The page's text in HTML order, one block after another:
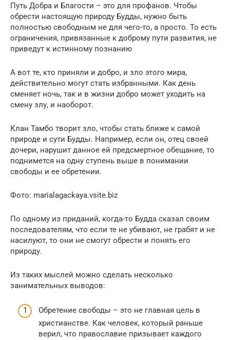
Путь Добра и Благости – это для профанов. Чтобы
обрести настоящую природу Будды, нужно быть
полностью свободным не для чего-то, а просто. То есть
ограничения, привязанные к доброму пути развития, не
приведут к истинному познанию
А вот те, кто приняли и добро, и зло этого мира,
действительно могут стать избранными. Как день
сменяет ночь, так и в жизни добро может уходить на
смену злу, и наоборот.
Клан Тамбо творит зло, чтобы стать ближе к самой
природе и сути Будды. Например, если он, отец своей
дочери, нарушит данное ей предсмертное обещание, то
поднимется на одну ступень выше в понимании
свободы и ее обретении.
Фото: marialagackaya.vsite.biz
По одному из приданий, когда-то Будда сказал своим
последователям, что если те не убивают, не грабят и не
насилуют, то они не смогут обрести и понять его
природу.
Из таких мыслей можно сделать несколько
занимательных выводов:
Обретение свободы – это не главная цель в
христианстве. Как человек, который раньше
верил, что православие призывает каждого